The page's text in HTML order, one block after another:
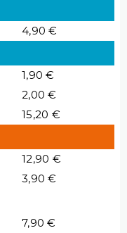
4,90 €
1,90 €
2,00 €
15,20 €
12,90 €
3,90 €
7,90 €